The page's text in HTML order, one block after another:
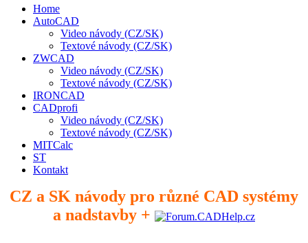
Home
AutoCAD
Video návody (CZ/SK)
Textové návody (CZ/SK)
ZWCAD
Video návody (CZ/SK)
Textové návody (CZ/SK)
IRONCAD
CADprofi
Video návody (CZ/SK)
Textové návody (CZ/SK)
MITCalc
ST
Kontakt
CZ a SK návody pro různé CAD systémy
a nadstavby +